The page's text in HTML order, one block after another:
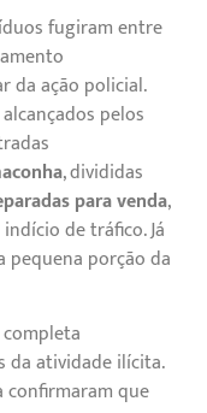
fugiram entre
da ação policial.
pelos
, divididas
para venda,
de tráfico. Já
pequena porção da
da atividade ilícita.
confirmaram que